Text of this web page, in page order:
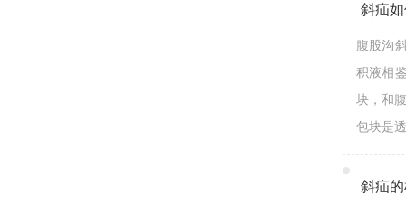
斜疝
腹股沟
积液相
块，和
包块是
斜疝